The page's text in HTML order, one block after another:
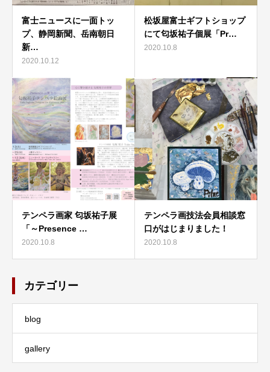
富士ニュースに一面トッ
プ、静岡新聞、岳南朝日
新…
2020.10.12
松坂屋富士ギフトショップ
にて匂坂祐子個展「Pr…
2020.10.8
テンペラ画家 匂坂祐子展
「～Presence …
2020.10.8
テンペラ画技法会員相談窓
口がはじまりました！
2020.10.8
カテゴリー
blog
gallery